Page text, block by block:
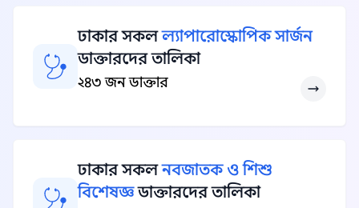
ঢাকার সকলল্যাপারোস্কোপিক সার্জন
ডাক্তারদের তালিকা
২৪৩ জন ডাক্তার
ঢাকার সকলনবজাতক ও শিশু
বিশেষজ্ঞডাক্তারদের তালিকা